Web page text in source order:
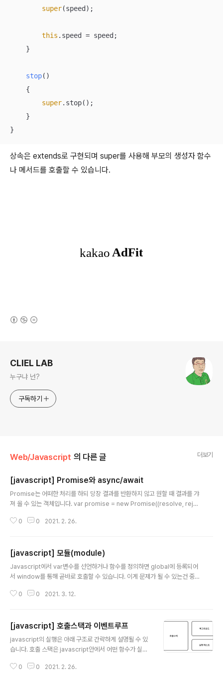
super(speed);
this .speed = speed;
    }
stop( )
    {
super.stop();
    }
}
상속은 extends로 구현되며 super를 사용해 부모의 생성자 함수
나 메서드를 호출할 수 있습니다.
CLIEL LAB
누구냐 넌?
구독하기
Web/Javascript 의 다른 글 더보기
[javascript] Promise와 async/await
Promise는 어떠한 처리를 하되 당장 결과를 반환하지 않고 원할 때 결과를 갸
져 올 수 있는 객체입니다. var promise = new Promise((resolve, rejec
promise.then((result) => { console.log(result); }) .catch((result) => {
나 catch를 붙여서 처리결과를 가져오는 형태인데 비동기 처리와 유사합니다.
만..
0 0 2021. 2. 26.
[javascript] 모듈(module)
Javascript에서 var변수를 선언하거나 함수를 정의하면 global에 등록되어
서 window를 통해 곧바로 호출할 수 있습니다. 이게 문제가 될 수 있는건 중복
를 들어 다음과 같이 a.js와 b.js에 공통적으로 add()라는 함수가 정의된 경우 f
해야 합니다. 이렇게 하면 어떤 모듈에서 외부로 노출할 함수를 다음과 같이 ex
port해야만 사용할 수 있게 됩니다. 그래서 a.js파일에 있는 add()함수를 아래
와 같이 했다면 export def..
0 0 2021. 3. 12.
[javascript] 호출스택과 이벤트루프
javascript의 실행은 아래 구조로 간략하게 설명될 수 있
습니다. 호출 스택은 javascript안에서 어떤 함수가 실행
비동기 작업을 위해 대기하는 부분, 태스크 큐는 백그라운
0 0 2021. 2. 26.